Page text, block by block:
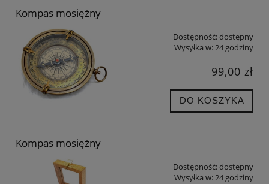
Kompas mosiężny
Dostępność:dostępny
Wysyłka w:24 godziny
99,00 zł
DO KOSZYKA
Kompas mosiężny
Dostępność:dostępny
Wysyłka w:24 godziny